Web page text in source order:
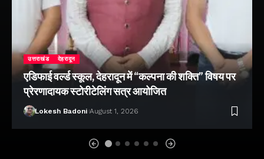
उत्तराखंड देहरादून
एडिफाई वर्ल्ड स्कूल, देहरादून में “कल्पना की शक्ति” विषय पर
प्रेरणादायक स्टोरीटेलिंग सत्र आयोजित
Lokesh Badoni August 1, 2026